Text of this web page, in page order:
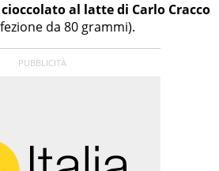
al latte di Carlo Cracco
da 80 grammi).